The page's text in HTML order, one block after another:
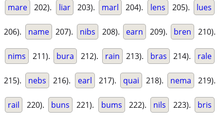
mare 202). liar 203). marl 204). lens 205). lues
206). name 207). nibs 208). earn 209). bren 210).
nims 211). bura 212). rain 213). bras 214). rale
215). nebs 216). earl 217). quai 218). nema 219).
rail 220). buns 221). bums 222). nils 223). bris